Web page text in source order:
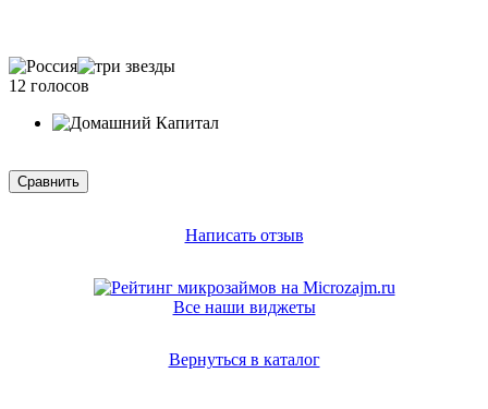
12 голосов
Написать отзыв
Все наши виджеты
Вернуться в каталог